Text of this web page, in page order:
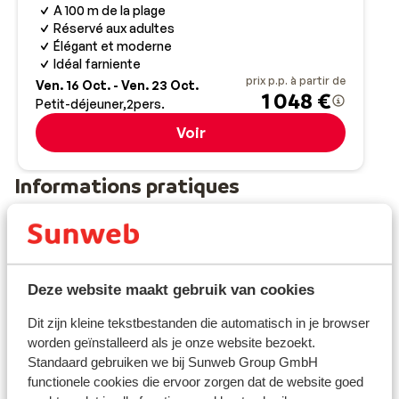
Deze website maakt gebruik van cookies
Dit zijn kleine tekstbestanden die automatisch in je browser
worden geïnstalleerd als je onze website bezoekt.
Standaard gebruiken we bij Sunweb Group GmbH
functionele cookies die ervoor zorgen dat de website goed
A 100 m de la plage
Réservé aux adultes
Élégant et moderne
Idéal farniente
Ven. 16 Oct. - Ven. 23 Oct.
Petit-déjeuner 2pers.
prix p.p. à partir de
1 048 €
Voir
Informations pratiques
Capitale :
Décalage horaire :
En Grèce, comptez une heure de plus par rapport à la
Belgique.